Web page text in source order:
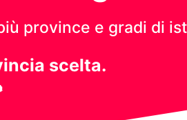
province e gradi di
scelta.